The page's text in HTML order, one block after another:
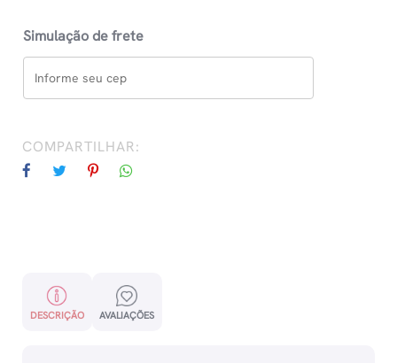
Simulação de frete
COMPARTILHAR:
DESCRIÇÃO AVALIAÇÕES